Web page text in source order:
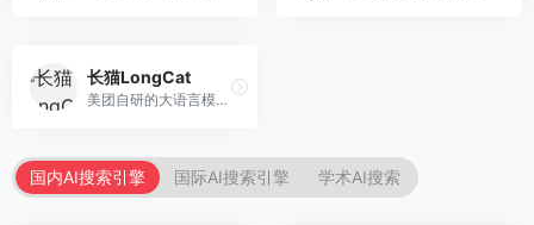
长猫LongCat
美团自研的大语言模型对话平台，专注于本地生活服务场景。面向美团生态用户，提供智能推荐、服务问答等功能，本地生活知识覆盖全面。
国内AI搜索引擎 国际AI搜索引擎 学术AI搜索